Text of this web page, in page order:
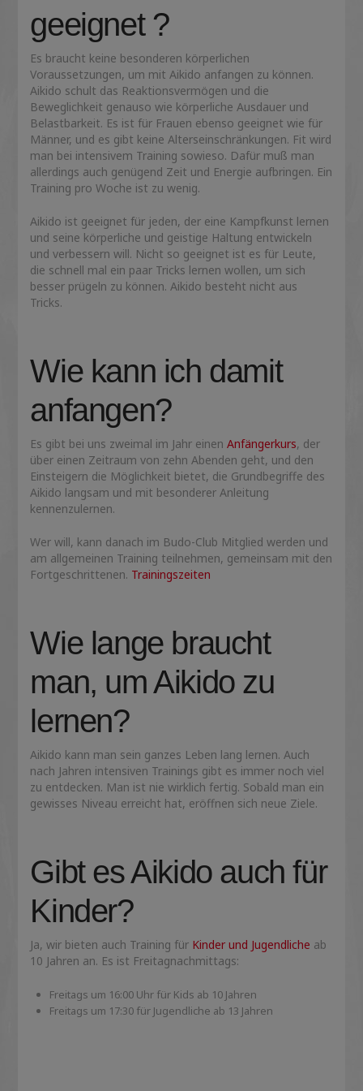
geeignet ?
Es braucht keine besonderen körperlichen
Voraussetzungen, um mit Aikido anfangen zu können.
Aikido schult das Reaktionsvermögen und die
Beweglichkeit genauso wie körperliche Ausdauer und
Belastbarkeit. Es ist für Frauen ebenso geeignet wie für
Männer, und es gibt keine Alterseinschränkungen. Fit wird
man bei intensivem Training sowieso. Dafür muß man
allerdings auch genügend Zeit und Energie aufbringen. Ein
Training pro Woche ist zu wenig.
Aikido ist geeignet für jeden, der eine Kampfkunst lernen
und seine körperliche und geistige Haltung entwickeln
und verbessern will. Nicht so geeignet ist es für Leute,
die schnell mal ein paar Tricks lernen wollen, um sich
besser prügeln zu können. Aikido besteht nicht aus
Tricks.
Wie kann ich damit
anfangen?
Es gibt bei uns zweimal im Jahr einenAnfängerkurs, der
über einen Zeitraum von zehn Abenden geht, und den
Einsteigern die Möglichkeit bietet, die Grundbegriffe des
Aikido langsam und mit besonderer Anleitung
kennenzulernen.
Wer will, kann danach im Budo-Club Mitglied werden und
am allgemeinen Training teilnehmen, gemeinsam mit den
Fortgeschrittenen. Trainingszeiten
Wie lange braucht
man, um Aikido zu
lernen?
Aikido kann man sein ganzes Leben lang lernen. Auch
nach Jahren intensiven Trainings gibt es immer noch viel
zu entdecken. Man ist nie wirklich fertig. Sobald man ein
gewisses Niveau erreicht hat, eröffnen sich neue Ziele.
Gibt es Aikido auch für
Kinder?
Ja, wir bieten auch Training für Kinder und Jugendliche ab
10 Jahren an. Es ist Freitagnachmittags:
Freitags um 16:00 Uhr für Kids ab 10 Jahren
Freitags um 17:30 für Jugendliche ab 13 Jahren